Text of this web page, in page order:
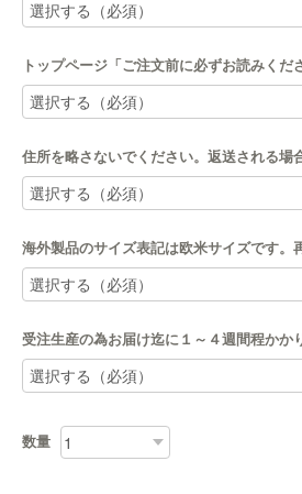
トップページ「ご注文前に必ずお読みくだ
住所を略さないでください。返送される場
海外製品のサイズ表記は欧米サイズです。
受注生産の為お届け迄に１～４週間程かか
数量